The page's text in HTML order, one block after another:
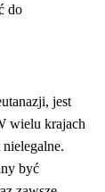
do
jest
wielu krajach
być